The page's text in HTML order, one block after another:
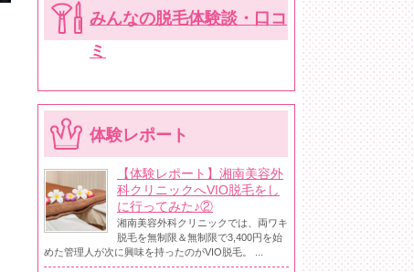
みんなの脱毛体験談・口コ
ミ
体験レポート
【体験レポート】湘南美容外
科クリニックへVIO脱毛をし
に行ってみた♪②
湘南美容外科クリニックでは、両ワキ
脱毛を無制限＆無制限で3,400円を始
めた管理人が次に興味を持ったのがVIO脱毛。 ...